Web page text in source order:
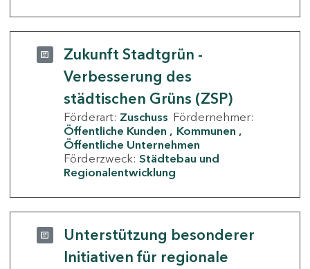
Zukunft Stadtgrün -
Verbesserung des
städtischen Grüns (ZSP)
Förderart: Zuschuss Fördernehmer:
Öffentliche Kunden
Kommunen
Öffentliche Unternehmen
Förderzweck: Städtebau und
Regionalentwicklung
Unterstützung besonderer
Initiativen für regionale